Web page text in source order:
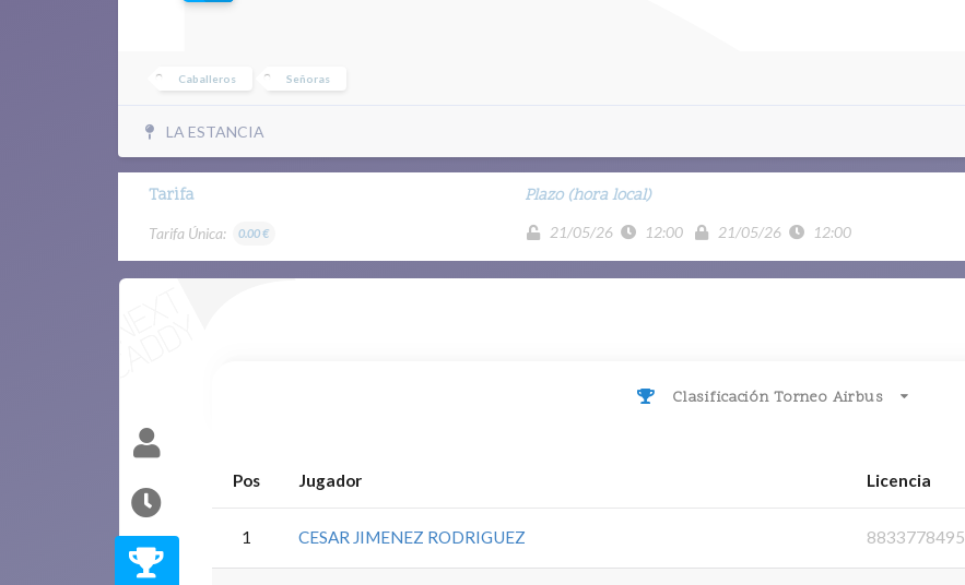
Caballeros Señoras
LA ESTANCIA
Tarifa
Tarifa Única: 0.00 €
Plazo (hora local)
21/05/26 12:00 21/05/26 12:00
Clasificación Torneo Airbus
Pos Jugador Licencia
1 CESAR JIMENEZ RODRIGUEZ 8833778495